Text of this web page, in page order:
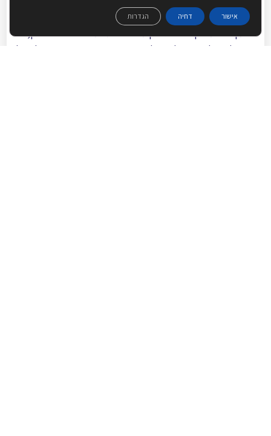
הראי"ה קוק זצ"ל:[15]
"בזמן שיש משקל לזה גם כן מצד צורת המשפט ויסודי הדין, יש
רשות לדיין לפעמים לצרף לזה גם כן מדת הרחמים והחמלה על
אישור דחיה הגדרות